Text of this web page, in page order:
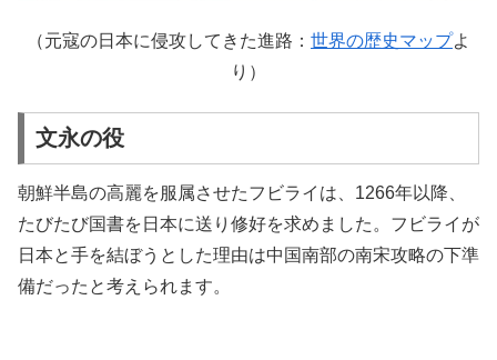
（元寇の日本に侵攻してきた進路： 世界の歴史マップよ
り）
文永の役
朝鮮半島の高麗を服属させたフビライは、1266年以降、
たびたび国書を日本に送り修好を求めました。フビライが
日本と手を結ぼうとした理由は中国南部の南宋攻略の下準
備だったと考えられます。